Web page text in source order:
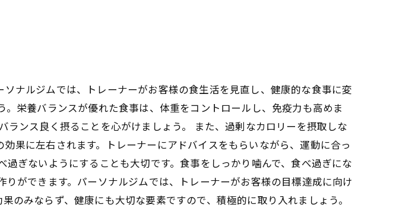
ナルジムでは、トレーナーがお客様の食生活を見直し、健康的な食事に変
栄養バランスが優れた食事は、体重をコントロールし、免疫力も高めま
ンス良く摂ることを心がけましょう。 また、過剰なカロリーを摂取しな
果に左右されます。トレーナーにアドバイスをもらいながら、運動に合っ
ぎないようにすることも大切です。食事をしっかり噛んで、食べ過ぎにな
ができます。パーソナルジムでは、トレーナーがお客様の目標達成に向け
のみならず、健康にも大切な要素ですので、積極的に取り入れましょう。